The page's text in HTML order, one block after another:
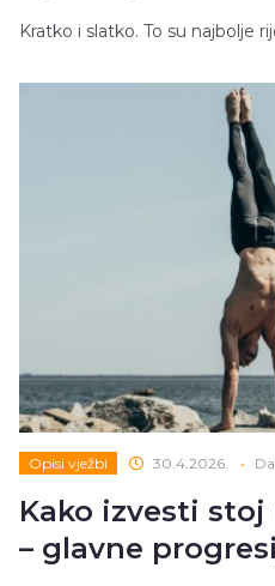
Kratko i slatko. To su najbolje
Opisi vježbi 30.4.2026. •
Kako izvesti stoj
– glavne